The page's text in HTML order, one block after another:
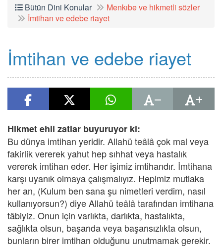
Bütün Dini Konular
Menkıbe ve hikmetli sözler
İmtihan ve edebe riayet
İmtihan ve edebe riayet
Hikmet ehli zatlar buyuruyor ki:
Bu dünya imtihan yeridir. Allahü teâlâ çok mal veya
fakirlik vererek yahut hep sıhhat veya hastalık
vererek imtihan eder. Her işimiz imtihandır. İmtihana
karşı uyanık olmaya çalışmalıyız. Hepimiz mutlaka
her an, (Kulum ben sana şu nimetleri verdim, nasıl
kullanıyorsun?) diye Allahü teâlâ tarafından imtihana
tâbiyiz. Onun için varlıkta, darlıkta, hastalıkta,
sağlıkta olsun, başarıda veya başarısızlıkta olsun,
bunların birer imtihan olduğunu unutmamak gerekir.